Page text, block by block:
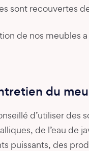
sont recouvertes
de nos meubles
du
d’utiliser des
de l’eau de
puissants, des